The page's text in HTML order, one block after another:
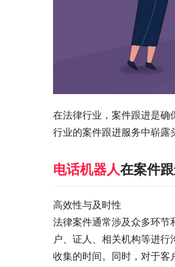
在法律行业，案件跟进是确
行业的案件跟进服务中崭露
电话机器人在案件
高效性与及时性
法律案件通常涉及众多环
户、证人、相关机构等进
收集的时间。同时，对于客